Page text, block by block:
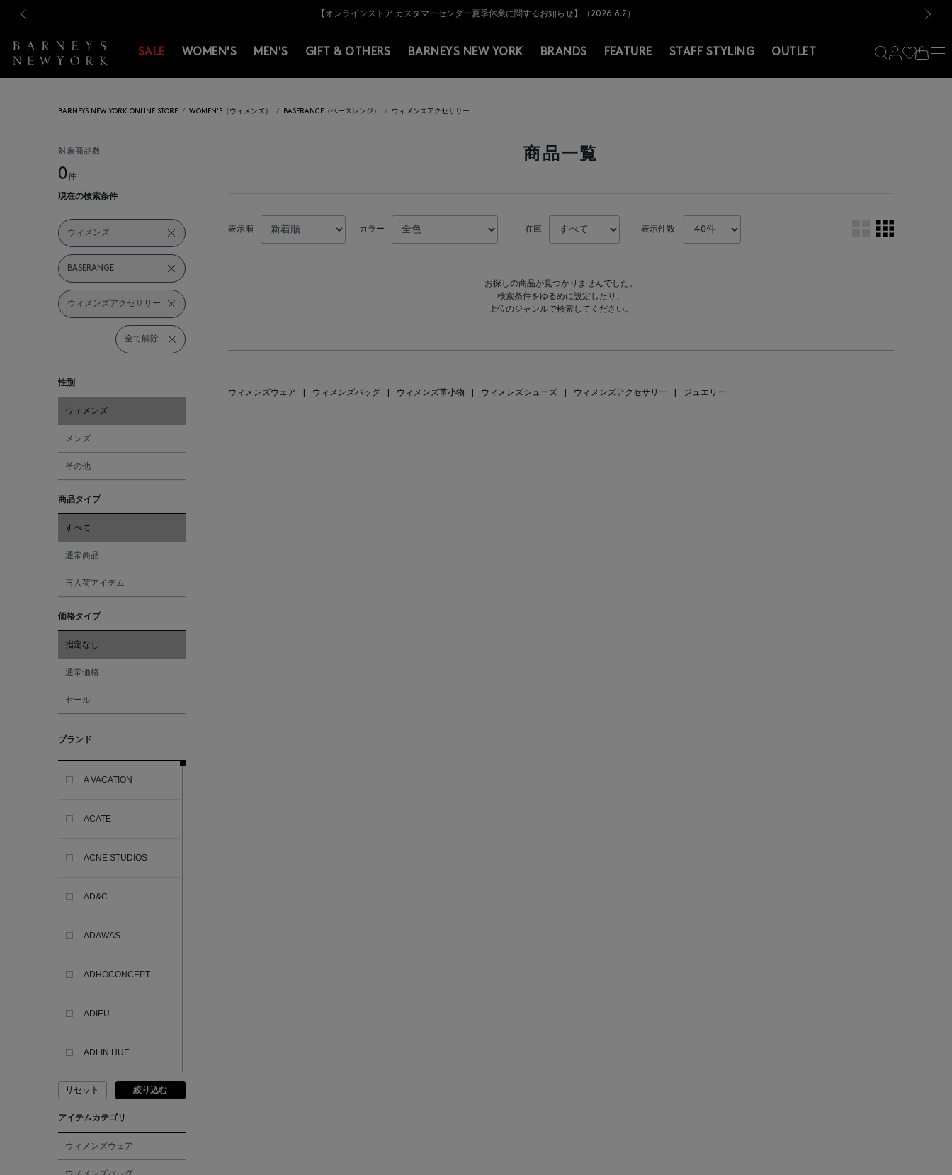
新規登録のお客様も対象！＜MY BARNEYS＞会員のお客様は11,000円（税込）以上のお買上げで常時送料無料！お買い物の際は会員登録を！
【夏季休業に伴う出荷一時停止のお知らせ】(2026.8.7)
【オンラインストア カスタマーセンター夏季休業に関するお知らせ】（2026.8.7）
【夏季休業に伴う返品・交換承り一時停止のお知らせ】（2026.8.5）
熊本県を中心とした地震の影響によるお荷物のお届けについて
【開催中】SUMMER SALEのご案内・ご注意事項
新規登録のお客様も対象！＜MY BARNEYS＞会員のお客様は11,000円（税込）以上のお買上げで常時送料無料！お買い物の際は会員登録を！
【夏季休業に伴う出荷一時停止のお知らせ】(2026.8.7)
SALE WOMEN'S MEN'S GIFT & OTHERS BARNEYS NEW YORK BRANDS FEATURE STAFF STYLING OUTLET
BARNEYS NEW YORK ONLINE STORE WOMEN'S（ウィメンズ） BASERANGE（ベースレンジ） ウィメンズアクセサリー
対象商品数
0件
現在の検索条件
ウィメンズ
BASERANGE
ウィメンズアクセサリー
全て解除
性別
ウィメンズ
メンズ
その他
商品タイプ
すべて
通常商品
再入荷アイテム
価格タイプ
指定なし
通常価格
セール
ブランド
A VACATION
ACATE
ACNE STUDIOS
AD&C
ADAWAS
ADHOCONCEPT
ADIEU
ADLIN HUE
ADVISORY BOARD
AESOP
リセット 絞り込む
アイテムカテゴリ
ウィメンズウェア
商品一覧
表示順 カラー 在庫 表示件数
お探しの商品が見つかりませんでした。
検索条件をゆるめに設定したり、
上位のジャンルで検索してください。
ウィメンズウェア ウィメンズバッグ ウィメンズ革小物 ウィメンズシューズ ウィメンズアクセサリー ジュエリー